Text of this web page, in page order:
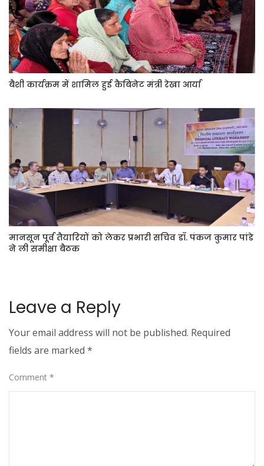
बैशी कार्यक्रम में शामिल हुई कैबिनेट मंत्री रेखा आर्या
मानसून पूर्व तैयारियों को लेकर प्रभारी सचिव डॉ. पंकज कुमार पांडे
ने ली समीक्षा बैठक
Leave a Reply
Your email address will not be published. Required
fields are marked *
Comment *